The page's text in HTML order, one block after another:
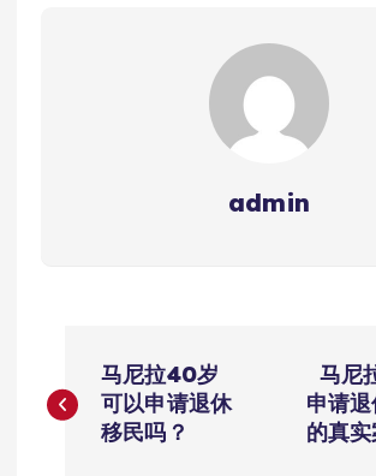
admin
章
马尼拉40岁
可以申请退休
移民吗？
马尼
申请
的真